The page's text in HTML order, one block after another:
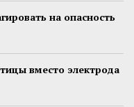
на опасность
вместо электрода